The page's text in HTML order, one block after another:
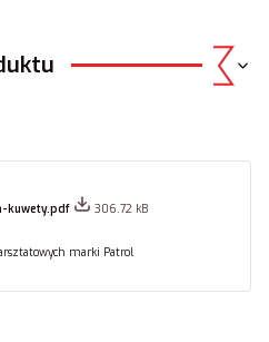
kuwety.pdf 306.72 kB
marki Patrol